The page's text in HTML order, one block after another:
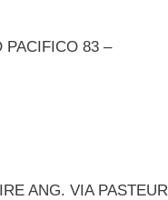
PACIFICO 83 –
ANG. VIA PASTEUR